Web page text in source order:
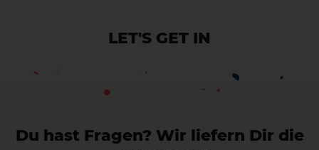
LET'S GET IN
CONTACT
Du hast Fragen? Wir liefern Dir die